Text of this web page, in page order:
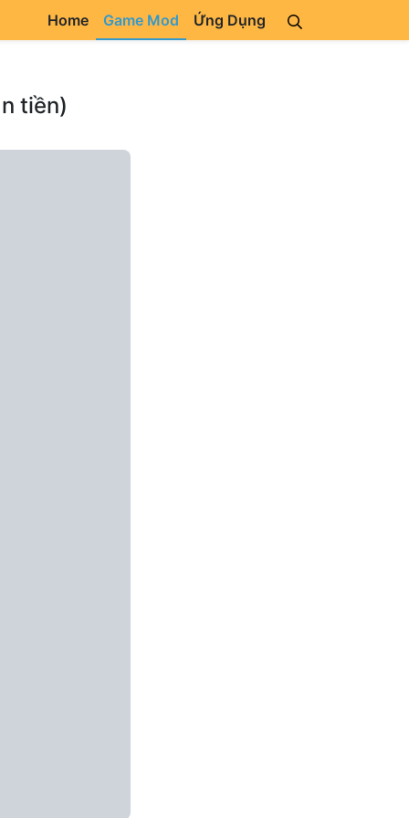
Home Game Mod Ứng Dụng
tiền)